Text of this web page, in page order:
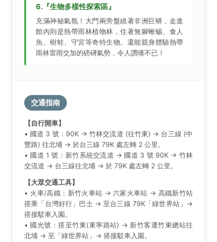
6.『生物多樣性探索區』
充滿神秘氣氛！大門兩旁盤繞著非洲巨蟒，走進
館內則是熱帶雨林植物林，住著無腳蜥蜴、食人
魚、樹蛙、守宮等奇特生物。還能親身體驗熱帶
雨林雷雨交加的磅礡氣勢，令人讚嘆不已！
交通指南
【自行開車】
• 國道 3 號：90K → 竹林交流道 (往竹東) → 台三線 (中
豐路) 往北埔 → 於台三線 79K 處左轉 2 公里。
• 國道 1 號：新竹系統交流道 → 國道 3 號 90K → 竹林
交流道 → 台三線往北埔 → 於 79K 處左轉 2 公里。
【大眾交通工具】
• 火車/高鐵：新竹火車站 → 六家火車站 → 高鐵新竹站
搭乘「台灣好行」巴士 → 至台三線 79K「綠世界站」→
搭接駁車入園。
• 國光號：搭至竹東(東寧路站) → 新竹客運竹東總站往
北埔 → 至「綠世界站」→ 搭接駁車入園。